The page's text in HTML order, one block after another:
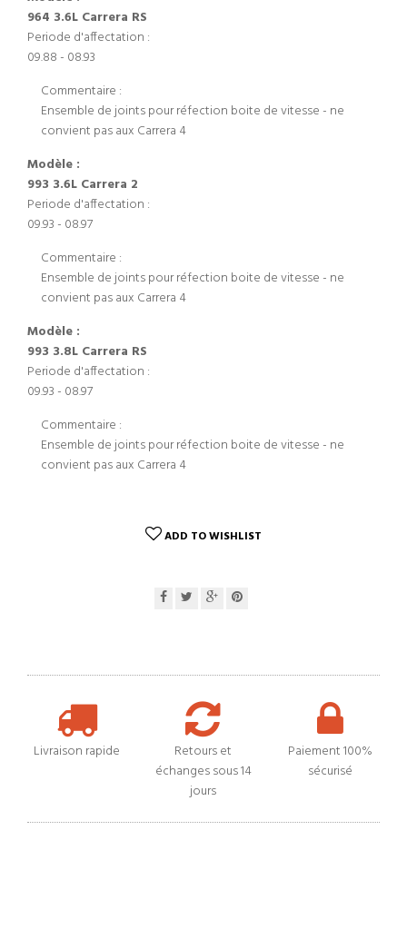
964 3.6L Carrera RS
Periode d'affectation :
09.88 - 08.93
Commentaire :
Ensemble de joints pour réfection boite de vitesse - ne
convient pas aux Carrera 4
Modèle :
993 3.6L Carrera 2
Periode d'affectation :
09.93 - 08.97
Commentaire :
Ensemble de joints pour réfection boite de vitesse - ne
convient pas aux Carrera 4
Modèle :
993 3.8L Carrera RS
Periode d'affectation :
09.93 - 08.97
Commentaire :
Ensemble de joints pour réfection boite de vitesse - ne
convient pas aux Carrera 4
ADD TO WISHLIST
Livraison rapide
Retours et
échanges sous 14
jours
Paiement 100%
sécurisé